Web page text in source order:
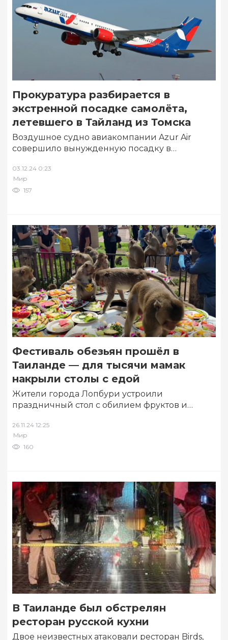
Прокуратура разбирается в
экстренной посадке самолёта,
летевшего в Тайланд из Томска
Воздушное судно авиакомпании Azur Air
совершило вынужденную посадку в
посадке было принято в связи…
03.12.24 0:23
Мир
157
Фестиваль обезьян прошёл в
Таиланде — для тысячи мамак
накрыли столы с едой
Жители города Лопбури устроили
праздничный стол с обилием фруктов и
популяция которых насчитывает несколько…
26.11.24 12:25
Мир
160
В Таиланде был обстрелян
ресторан русской кухни
Двое неизвестных атаковали ресторан Birds,